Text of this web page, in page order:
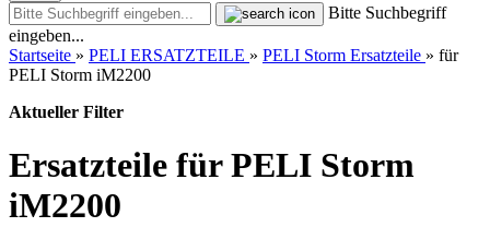
Bitte Suchbegriff
eingeben...
Startseite » PELI ERSATZTEILE » PELI Storm Ersatzteile » für
PELI Storm iM2200
Aktueller Filter
Ersatzteile für PELI Storm
iM2200